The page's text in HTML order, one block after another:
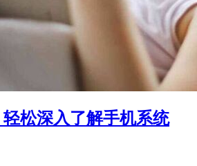
松深入了解手机系统